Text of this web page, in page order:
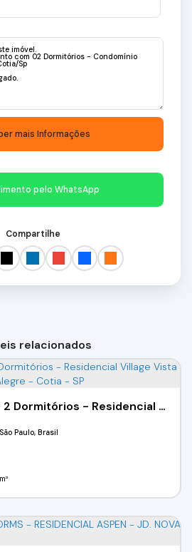
pelo WhatsApp
Compartilhe
relacionados
Apartamento (V) - 2 Dormitórios - Residencial Village Vista Alegre - Chácara Vista Alegre - Cotia - SP
Paulo, Brasil